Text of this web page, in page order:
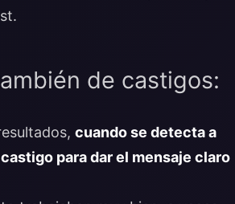
de castigos:
cuando se detecta a
para dar el mensaje claro